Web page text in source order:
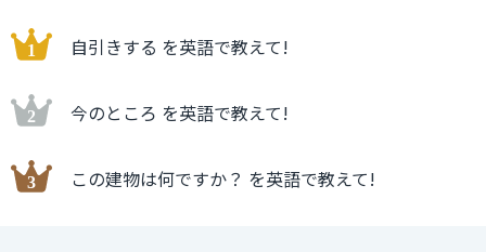
自引きする を英語で教えて!
今のところ を英語で教えて!
この建物は何ですか？ を英語で教えて!